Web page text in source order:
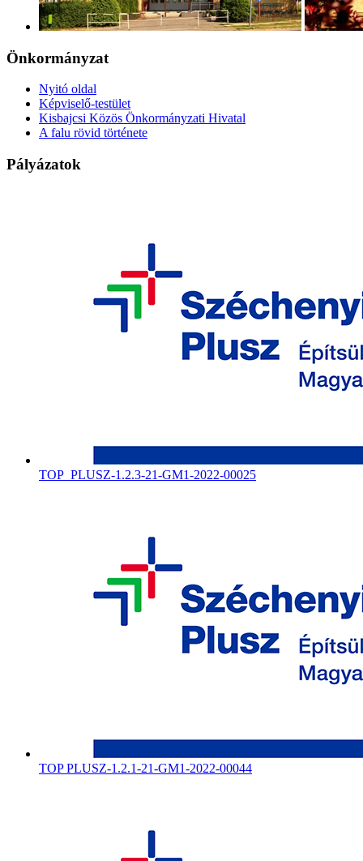
Önkormányzat
Nyitó oldal
Képviselő-testület
Kisbajcsi Közös Önkormányzati Hivatal
A falu rövid története
Pályázatok
TOP_PLUSZ-1.2.3-21-GM1-2022-00025
TOP PLUSZ-1.2.1-21-GM1-2022-00044